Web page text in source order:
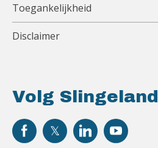
Volg Slingeland
Toegankelijkheid
Disclaimer